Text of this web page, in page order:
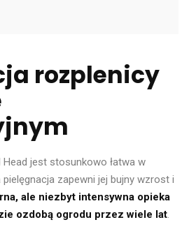
rozplenicy
Head jest stosunkowo łatwa w
zapewni jej bujny wzrost i
ale niezbyt intensywna opieka
ozdobą ogrodu przez wiele lat.